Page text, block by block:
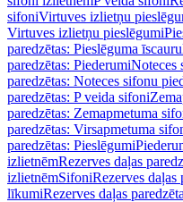
sifoniVirtuves izlietņu
Virtuves izlietņu pieslēgumi
paredzētas: Pieslēguma
paredzētas: PiederumiNoteces
paredzētas: Noteces sifonu
paredzētas: P veida sifoni
paredzētas: Zemapmetuma
paredzētas: Virsapmetuma
paredzētas: Pieslēgumi
izlietnēmRezerves daļas
izlietnēmSifoniRezerves daļas
līkumiRezerves daļas